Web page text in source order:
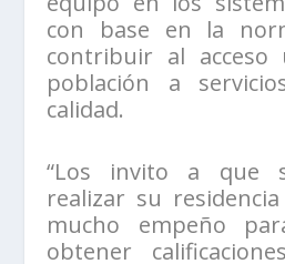
con base en la
contribuir al acceso
población a
calidad.
“Los invito a que
realizar su
mucho empeño
obtener